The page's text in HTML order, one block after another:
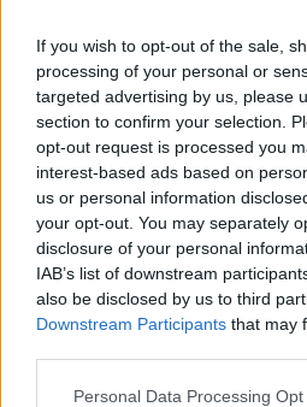
If you wish to opt-out of the sale,
processing of your personal or
targeted advertising by us, please
section to confirm your selection.
opt-out request is processed you
interest-based ads based on
us or personal information
your opt-out. You may separately
disclosure of your personal
IAB’s list of downstream
also be disclosed by us to third
Downstream Participants that may
Please note that this website/app
Personal Data Processing
contro il
sanzioni
6 anni fa
Precedente
Il silenzio della
Meloni sul
massacro dei
palestinesi è
disgustoso